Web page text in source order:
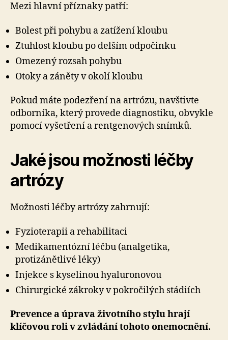
Mezi hlavní příznaky patří:
Bolest při pohybu a zatížení kloubu
Ztuhlost kloubu po delším odpočinku
Omezený rozsah pohybu
Otoky a záněty v okolí kloubu
Pokud máte podezření na artrózu, navštivte
odborníka, který provede diagnostiku, obvykle
pomocí vyšetření a rentgenových snímků.
Jaké jsou možnosti léčby
artrózy
Možnosti léčby artrózy zahrnují:
Fyzioterapii a rehabilitaci
Medikamentózní léčbu (analgetika,
protizánětlivé léky)
Injekce s kyselinou hyaluronovou
Chirurgické zákroky v pokročilých stádiích
Prevence a úprava životního stylu hrají
klíčovou roli v zvládání tohoto onemocnění.